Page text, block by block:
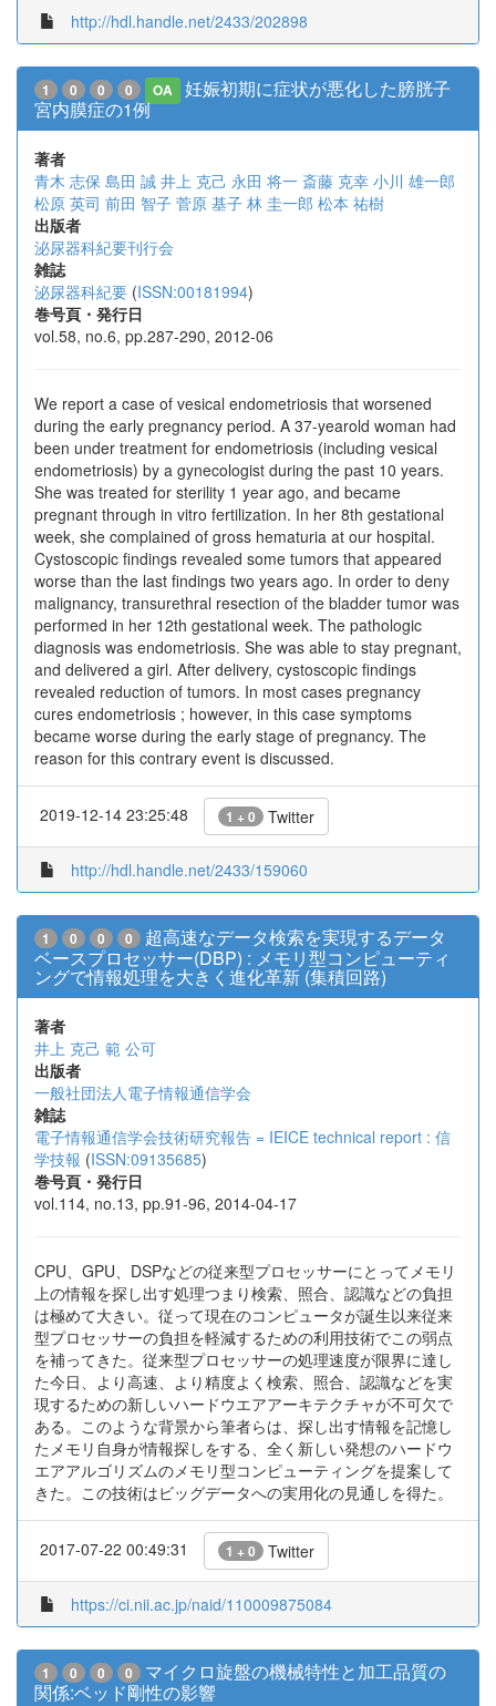
http://hdl.handle.net/2433/202898
1 0 0 0 OA
妊娠初期に症状が悪化した膀胱子
宮内膜症の1例
著者
青木 志保 島田 誠 井上 克己 永田 将一 斎藤 克幸 小川 雄一郎
松原 英司 前田 智子 菅原 基子 林 圭一郎 松本 祐樹
出版者
泌尿器科紀要刊行会
雑誌
泌尿器科紀要 (ISSN:00181994)
巻号頁・発行日
vol.58, no.6, pp.287-290, 2012-06
We report a case of vesical endometriosis that worsened
during the early pregnancy period. A 37-yearold woman had
been under treatment for endometriosis (including vesical
endometriosis) by a gynecologist during the past 10 years.
She was treated for sterility 1 year ago, and became
pregnant through in vitro fertilization. In her 8th gestational
week, she complained of gross hematuria at our hospital.
Cystoscopic findings revealed some tumors that appeared
worse than the last findings two years ago. In order to deny
malignancy, transurethral resection of the bladder tumor was
performed in her 12th gestational week. The pathologic
diagnosis was endometriosis. She was able to stay pregnant,
and delivered a girl. After delivery, cystoscopic findings
revealed reduction of tumors. In most cases pregnancy
cures endometriosis ; however, in this case symptoms
became worse during the early stage of pregnancy. The
reason for this contrary event is discussed.
2019-12-14 23:25:48 1 + 0 Twitter
http://hdl.handle.net/2433/159060
1 0 0 0
超高速なデータ検索を実現するデータ
ベースプロセッサー(DBP) : メモリ型コンピューティ
ングで情報処理を大きく進化革新 (集積回路)
著者
井上 克己 範 公可
出版者
一般社団法人電子情報通信学会
雑誌
電子情報通信学会技術研究報告 = IEICE technical report : 信
学技報 (ISSN:09135685)
巻号頁・発行日
vol.114, no.13, pp.91-96, 2014-04-17
CPU、GPU、DSPなどの従来型プロセッサーにとってメモリ
上の情報を探し出す処理つまり検索、照合、認識などの負担
は極めて大きい。従って現在のコンピュータが誕生以来従来
型プロセッサーの負担を軽減するための利用技術でこの弱点
を補ってきた。従来型プロセッサーの処理速度が限界に達し
た今日、より高速、より精度よく検索、照合、認識などを実
現するための新しいハードウエアアーキテクチャが不可欠で
ある。このような背景から筆者らは、探し出す情報を記憶し
たメモリ自身が情報探しをする、全く新しい発想のハードウ
エアアルゴリズムのメモリ型コンピューティングを提案して
きた。この技術はビッグデータへの実用化の見通しを得た。
2017-07-22 00:49:31 1 + 0 Twitter
https://ci.nii.ac.jp/naid/110009875084
1 0 0 0
マイクロ旋盤の機械特性と加工品質の
関係:ベッド剛性の影響